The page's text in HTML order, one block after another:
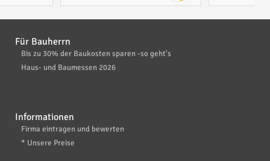
Für Bauherrn
Bis zu 30% der Baukosten sparen -so geht's
Haus- und Baumessen 2026
Informationen
Firma eintragen und bewerten
* Unsere Preise